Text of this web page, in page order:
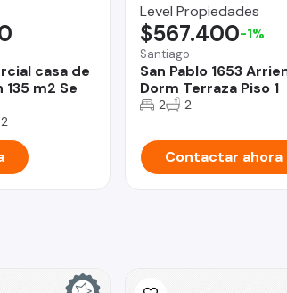
casa de
m2 Se
2
Level Propiedades
Santiago
San Pablo 1653
Dorm Terraza Piso 1
$567.400-1%
2 2
Contactar ahora